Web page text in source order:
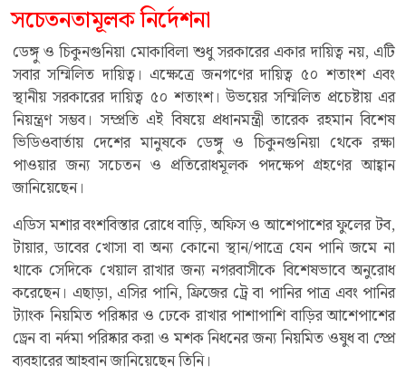
সচেতনতামূলক নির্দেশনা
ডেঙ্গু ও চিকুনগুনিয়া মোকাবিলা শুধু সরকারের একার দায়িত্ব নয়, এটি
সবার সম্মিলিত দায়িত্ব। এক্ষেত্রে জনগণের দায়িত্ব ৫০ শতাংশ এবং
স্থানীয় সরকারের দায়িত্ব ৫০ শতাংশ। উভয়ের সম্মিলিত প্রচেষ্টায় এর
নিয়ন্ত্রণ সম্ভব। সম্প্রতি এই বিষয়ে প্রধানমন্ত্রী তারেক রহমান বিশেষ
ভিডিওবার্তায় দেশের মানুষকে ডেঙ্গু ও চিকুনগুনিয়া থেকে রক্ষা
পাওয়ার জন্য সচেতন ও প্রতিরোধমূলক পদক্ষেপ গ্রহণের আহ্বান
জানিয়েছেন।
এডিস মশার বংশবিস্তার রোধে বাড়ি, অফিস ও আশেপাশের ফুলের টব,
টায়ার, ডাবের খোসা বা অন্য কোনো স্থান/পাত্রে যেন পানি জমে না
থাকে সেদিকে খেয়াল রাখার জন্য নগরবাসীকে বিশেষভাবে অনুরোধ
করেছেন। এছাড়া, এসির পানি, ফ্রিজের ট্রে বা পানির পাত্র এবং পানির
ট্যাংক নিয়মিত পরিষ্কার ও ঢেকে রাখার পাশাপাশি বাড়ির আশেপাশের
ড্রেন বা নর্দমা পরিষ্কার করা ও মশক নিধনের জন্য নিয়মিত ওষুধ বা স্প্রে
ব্যবহারের আহবান জানিয়েছেন তিনি।